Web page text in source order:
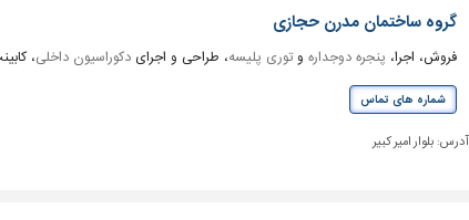
گروه ساختمان مدرن حجازی
فروش، اجرا، پنجره دوجداره وتوری پلیسه، طراحی و اجرای دکوراسیون داخلی،
شماره های تماس
آدرس: بلوار امیر کبیر